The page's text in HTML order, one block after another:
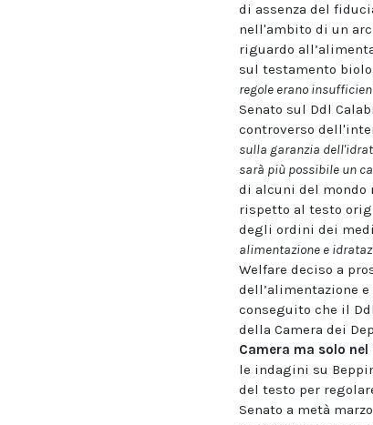
di assenza del
nell'ambito di un
riguardo
sul testamento
regole erano
Senato sul Ddl
controverso
sulla garanzia
sarà più possibile un
di alcuni del mondo
rispetto al testo
degli ordini dei
alimentazione e
Welfare deciso a
dell’alimentazione
conseguito che il
della Camera dei
Camera ma solo
le indagini su
del testo per
Senato a metà